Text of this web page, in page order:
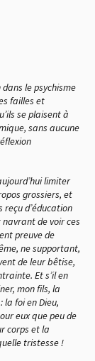
le psychisme
failles et
se plaisent à
sans aucune
limiter
grossiers, et
reçu d’éducation
de voir ces
preuve de
ne supportant,
de leur bêtise,
Et s’il en
mon fils, la
foi en Dieu,
eux que peu de
corps et la
tristesse !